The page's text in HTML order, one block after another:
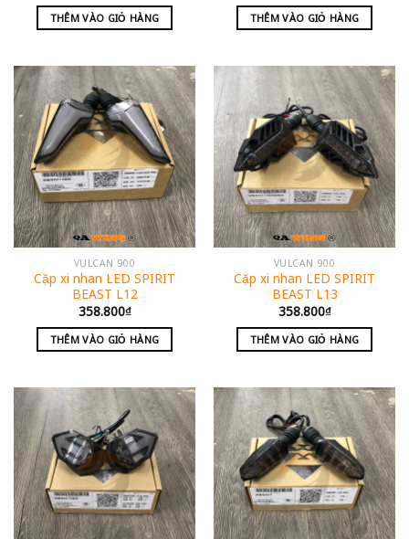
THÊM VÀO GIỎ HÀNG THÊM VÀO GIỎ HÀNG
VULCAN 900
Cặp xi nhan LED SPIRIT
BEAST L12
358.800₫
THÊM VÀO GIỎ HÀNG
VULCAN 900
Cặp xi nhan LED SPIRIT
BEAST L13
358.800₫
THÊM VÀO GIỎ HÀNG